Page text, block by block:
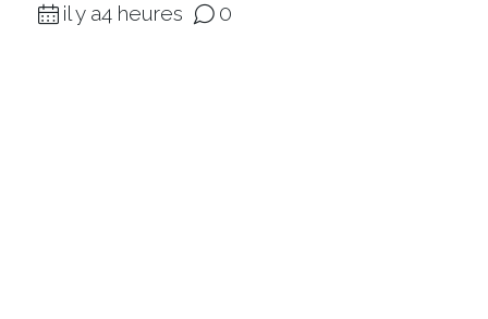
il y a4 heures 0